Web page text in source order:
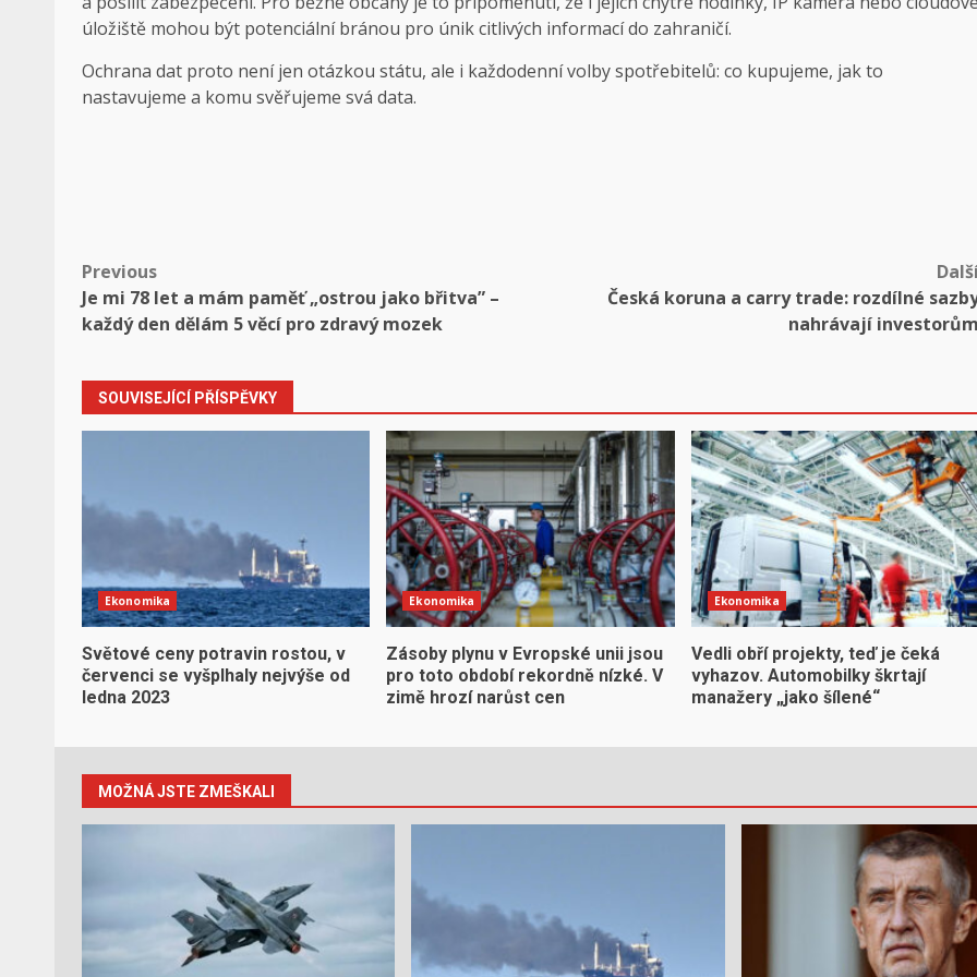
úložiště mohou být potenciální bránou pro únik citlivých informací do zahraničí.
Ochrana dat proto není jen otázkou státu, ale i každodenní volby spotřebitelů: co kupujeme, jak to
nastavujeme a komu svěřujeme svá data.
Post
navigation
Previous
Je mi 78 let a mám paměť „ostrou jako břitva” –
každý den dělám 5 věcí pro zdravý mozek
Česká koruna a carry trade: rozdílné
nahrávají investorům
SOUVISEJÍCÍ PŘÍSPĚVKY
Ekonomika
Světové ceny potravin rostou, v
červenci se vyšplhaly nejvýše od
ledna 2023
Ekonomika
Zásoby plynu v Evropské unii jsou
pro toto období rekordně nízké. V
zimě hrozí narůst cen
Ekonomika
Vedli obří projekty, teď je čeká
vyhazov. Automobilky škrtají
manažery „jako šílené“
MOŽNÁ JSTE ZMEŠKALI